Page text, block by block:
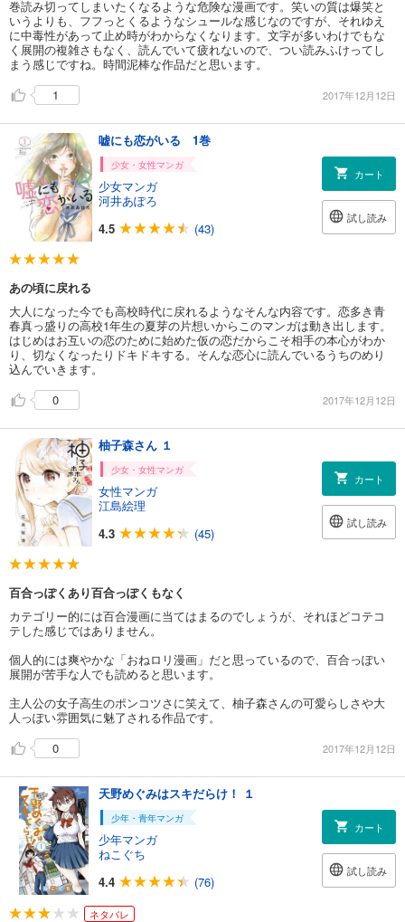
巻読み切ってしまいたくなるような危険な漫画です。笑いの質は爆笑と
いうよりも、フフっとくるようなシュールな感じなのですが、それゆえ
に中毒性があって止め時がわからなくなります。文字が多いわけでもな
く展開の複雑さもなく、読んでいて疲れないので、つい読みふけってし
まう感じですね。時間泥棒な作品だと思います。
1
2017年12月12日
嘘にも恋がいる 1巻
少女・女性マンガ
少女マンガ
河井あぽろ
4.5
(43)
カート
試し読み
あの頃に戻れる
大人になった今でも高校時代に戻れるようなそんな内容です。恋多き青
春真っ盛りの高校1年生の夏芽の片想いからこのマンガは動き出します。
はじめはお互いの恋のために始めた仮の恋だからこそ相手の本心がわか
り、切なくなったりドキドキする。そんな恋心に読んでいるうちのめり
込んでいきます。
0
2017年12月12日
柚子森さん １
少女・女性マンガ
女性マンガ
江島絵理
4.3
(45)
カート
試し読み
百合っぽくあり百合っぽくもなく
カテゴリー的には百合漫画に当てはまるのでしょうが、それほどコテコ
テした感じではありません。
個人的には爽やかな「おねロリ漫画」だと思っているので、百合っぽい
展開が苦手な人でも読めると思います。
主人公の女子高生のポンコツさに笑えて、柚子森さんの可愛らしさや大
人っぽい雰囲気に魅了される作品です。
0
2017年12月12日
天野めぐみはスキだらけ！ １
少年・青年マンガ
少年マンガ
ねこぐち
4.4
(76)
カート
試し読み
ネタバレ